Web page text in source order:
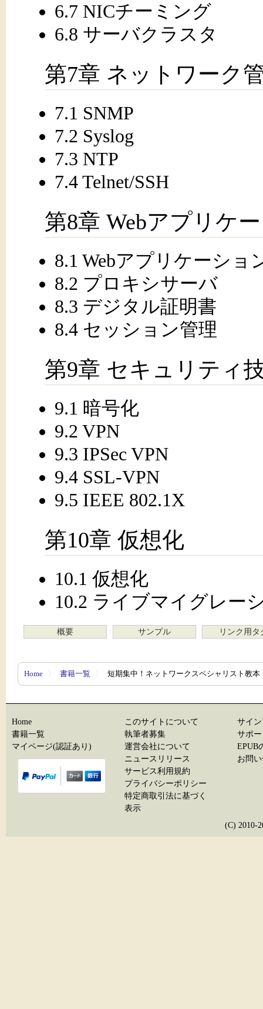
6.7 NICチーミング
6.8 サーバクラスタ
第7章 ネットワーク
7.1 SNMP
7.2 Syslog
7.3 NTP
7.4 Telnet/SSH
第8章 Webアプリケ
8.1 Webアプリケーショ
8.2 プロキシサーバ
8.3 デジタル証明書
8.4 セッション管理
第9章 セキュリティ
9.1 暗号化
9.2 VPN
9.3 IPSec VPN
9.4 SSL-VPN
9.5 IEEE 802.1X
第10章 仮想化
10.1 仮想化
10.2 ライブマイグレー
概要 サンプル リンク用タ
Home 〉 書籍一覧 〉 短期集中！ネットワークスペシャリスト教本
Home
書籍一覧
マイページ(認証あり)
このサイトについて
執筆者募集
運営会社について
ニュースリリース
サービス利用規約
プライバシーポリシー
特定商取引法に基づく
表示
サイ
サポ
EPUB
お問
(C) 2010-